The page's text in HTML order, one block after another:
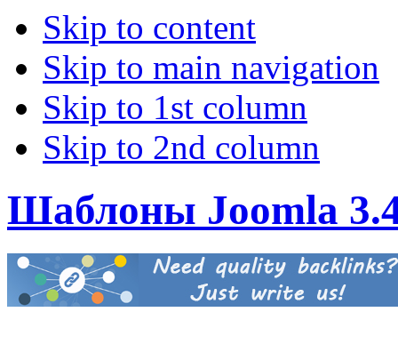
Skip to content
Skip to main navigation
Skip to 1st column
Skip to 2nd column
Шаблоны Joomla